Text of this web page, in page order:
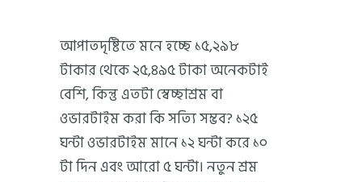
আপাতদৃষ্টিতে মনে হচ্ছে ১৫,২৯৮
টাকার থেকে ২৫,৪৯৫ টাকা অনেকটাই
বেশি, কিন্তু এতটা স্বেচ্ছাশ্রম বা
ওভারটাইম করা কি সত্যি সম্ভব? ১২৫
ঘন্টা ওভারটাইম মানে ১২ ঘন্টা করে ১০
টা দিন এবং আরো ৫ ঘন্টা। নতুন শ্রম